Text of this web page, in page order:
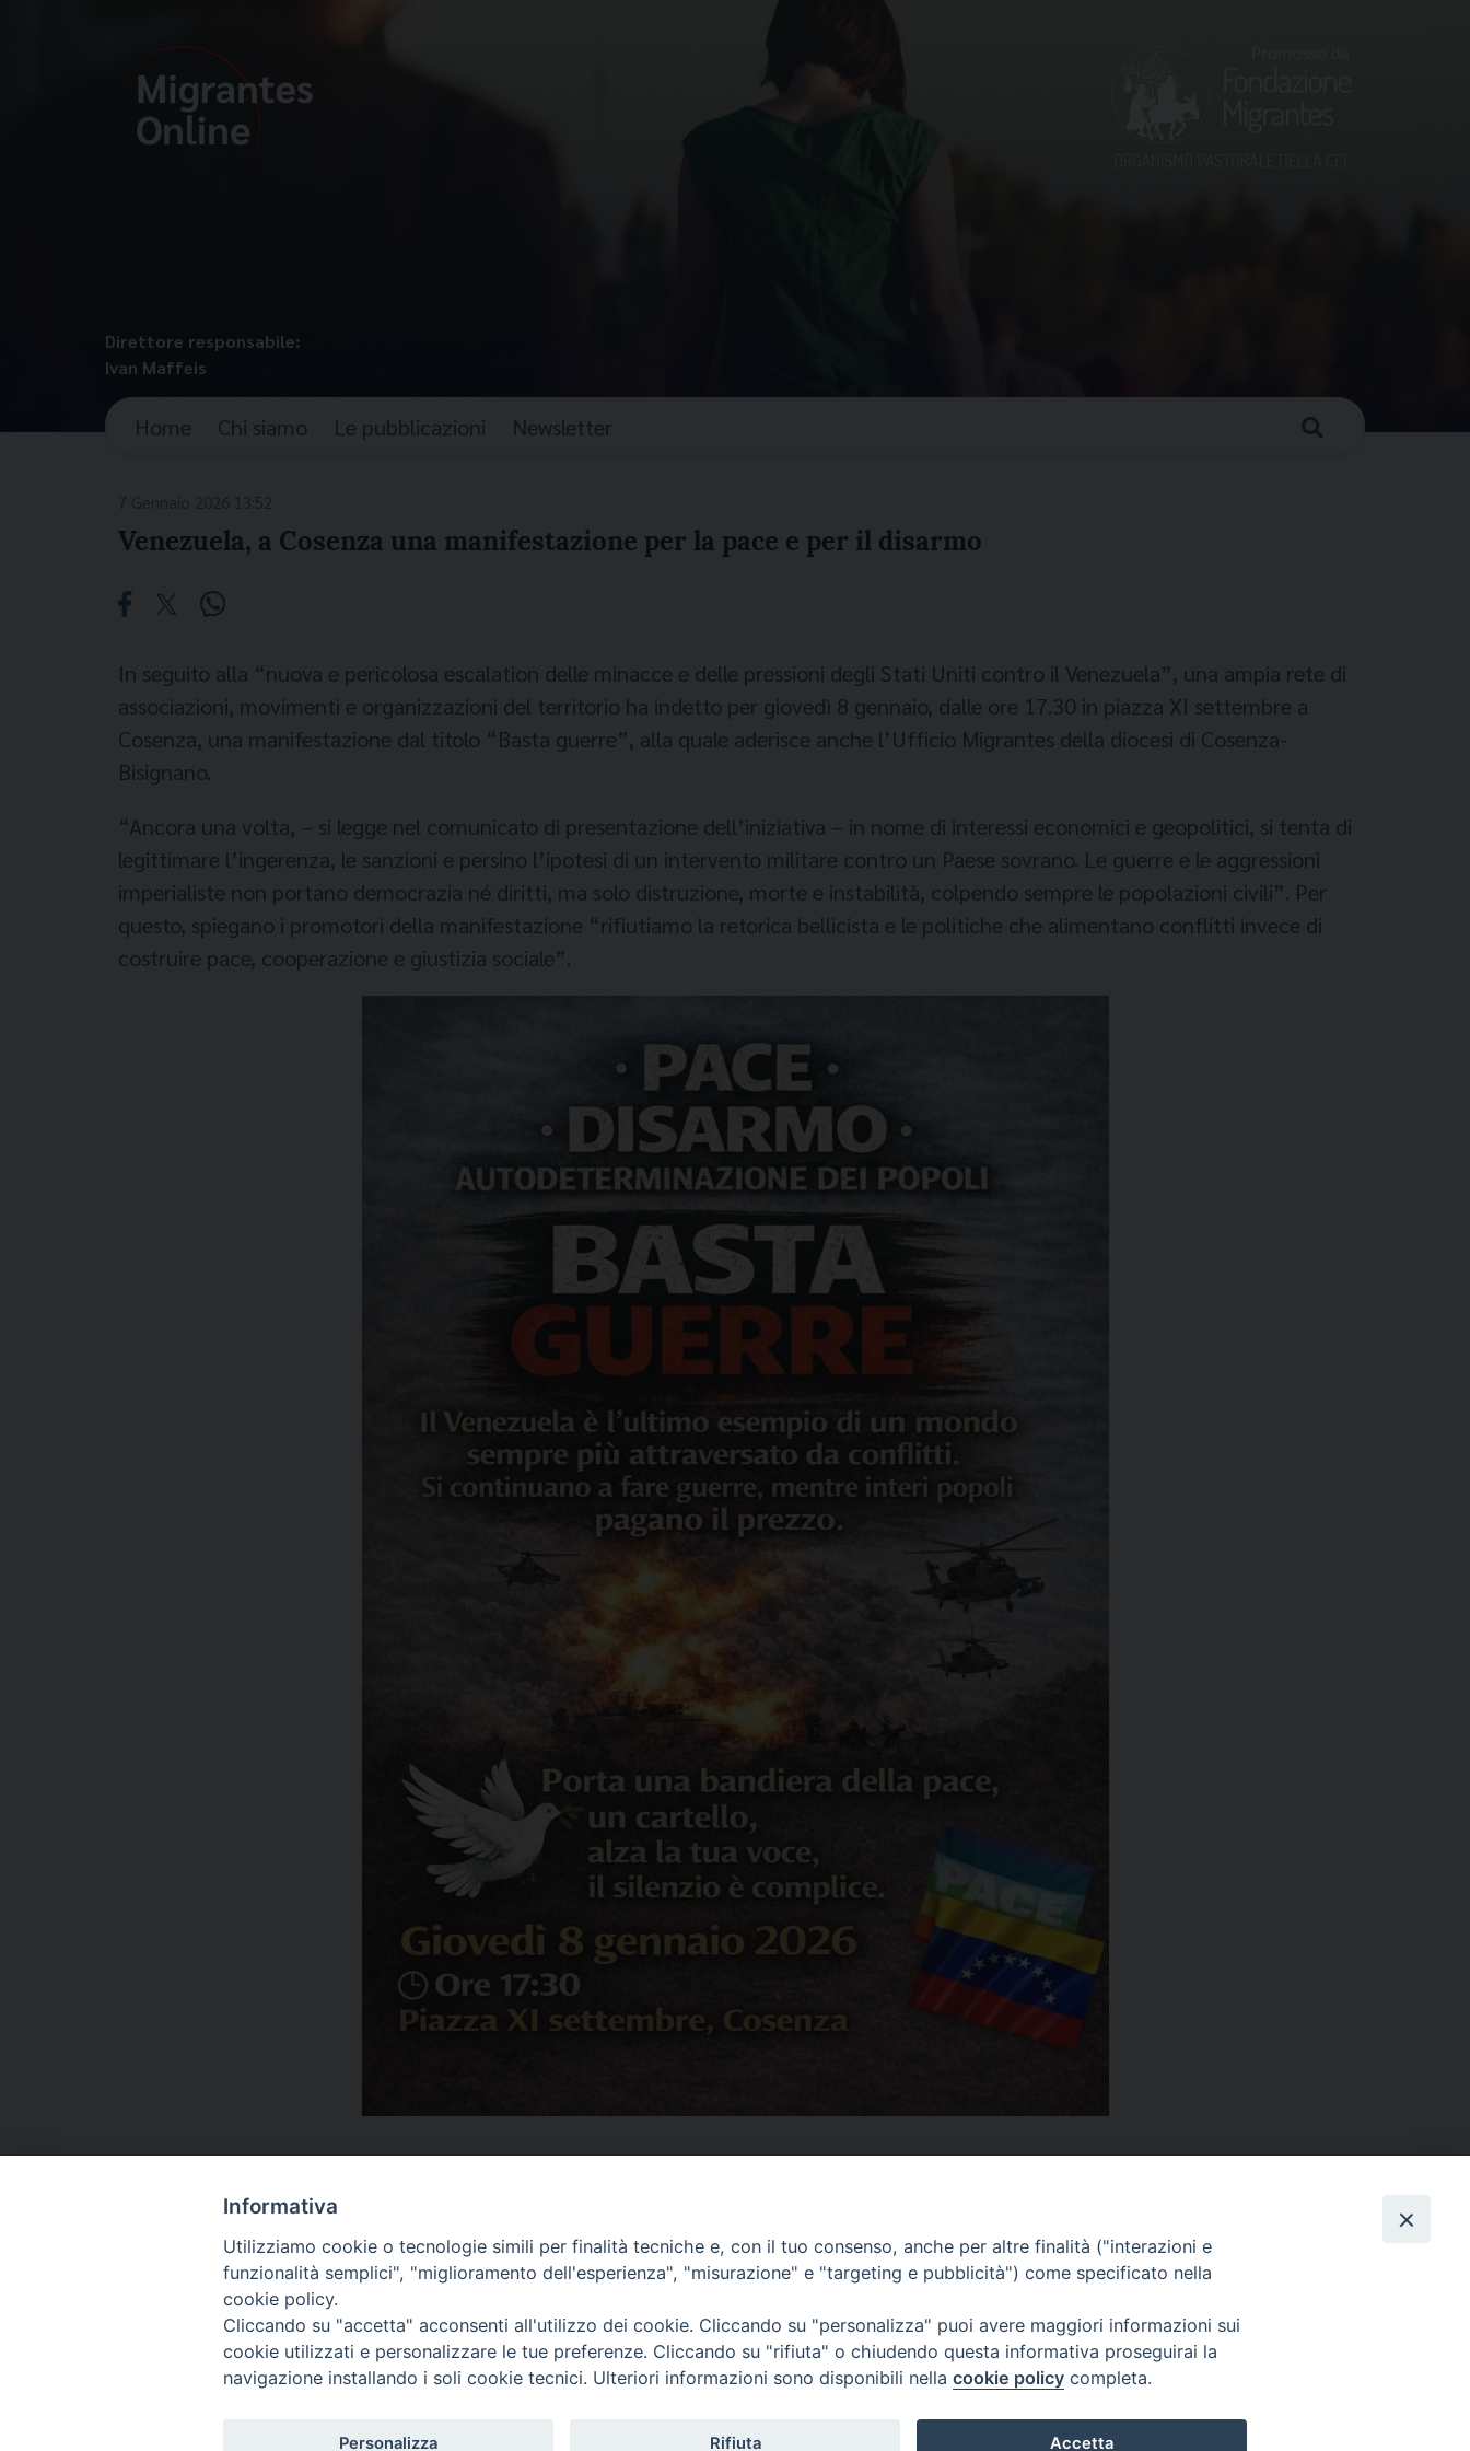
Direttore responsabile:
Ivan Maffeis
Home Chi siamo Le pubblicazioni Newsletter
Venezuela, a Cosenza una manifestazione per la pace e per il disarmo
In seguito alla “nuova e pericolosa escalation delle minacce e delle pressioni degli Stati Uniti contro il Venezuela”, una ampia rete di
associazioni, movimenti e organizzazioni del territorio ha indetto per giovedì 8 gennaio, dalle ore 17.30 in piazza XI settembre a
Cosenza, una manifestazione dal titolo “Basta guerre”, alla quale aderisce anche l’Ufficio Migrantes della diocesi di Cosenza-
Bisignano.
“Ancora una volta, – si legge nel comunicato di presentazione dell’iniziativa – in nome di interessi economici e geopolitici, si tenta di
legittimare l’ingerenza, le sanzioni e persino l’ipotesi di un intervento militare contro un Paese sovrano. Le guerre e le aggressioni
imperialiste non portano democrazia né diritti, ma solo distruzione, morte e instabilità, colpendo sempre le popolazioni civili”. Per
questo, spiegano i promotori della manifestazione “rifiutiamo la retorica bellicista e le politiche che alimentano conflitti invece di
costruire pace, cooperazione e giustizia sociale”.
SUL TERRITORIO
Fondazione Migrantes Privacy Policy © 2026 WebSeed
Informativa
Utilizziamo cookie o tecnologie simili per finalità tecniche e, con il tuo consenso, anche per altre finalità ("interazioni e
funzionalità semplici", "miglioramento dell'esperienza", "misurazione" e "targeting e pubblicità") come specificato nella
cookie policy.
Cliccando su "accetta" acconsenti all'utilizzo dei cookie. Cliccando su "personalizza" puoi avere maggiori informazioni sui
cookie utilizzati e personalizzare le tue preferenze. Cliccando su "rifiuta" o chiudendo questa informativa proseguirai la
navigazione installando i soli cookie tecnici. Ulteriori informazioni sono disponibili nella cookie policy completa.
Personalizza Rifiuta Accetta